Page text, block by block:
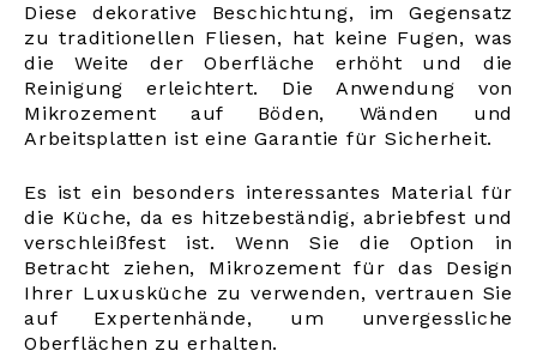
Diese dekorative Beschichtung, im Gegensatz
zu traditionellen Fliesen, hat keine Fugen, was
die Weite der Oberfläche erhöht und die
Reinigung erleichtert. Die Anwendung von
Mikrozement auf Böden, Wänden und
Arbeitsplatten ist eine Garantie für Sicherheit.
Es ist ein besonders interessantes Material für
die Küche, da es hitzebeständig, abriebfest und
verschleißfest ist. Wenn Sie die Option in
Betracht ziehen, Mikrozement für das Design
Ihrer Luxusküche zu verwenden, vertrauen Sie
auf Expertenhände, um unvergessliche
Oberflächen zu erhalten.